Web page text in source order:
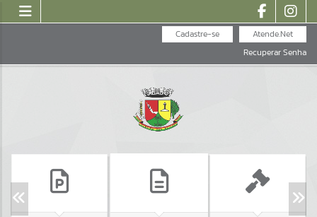
Atende.Net
Cadastre-se
Recuperar Senha